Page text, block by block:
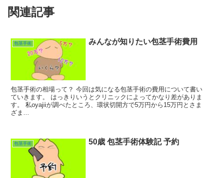
関連記事
包茎手術 みんなが知りたい包茎手術費用
包茎手術の相場って？ 今回は気になる包茎手術の費用について書い
ていきます。 はっきりいうとクリニックによってかなり差がありま
す。 私oyajiiが調べたところ、環状切開方で5万円から15万円とさま
ざま...
包茎手術 50歳 包茎手術体験記 予約